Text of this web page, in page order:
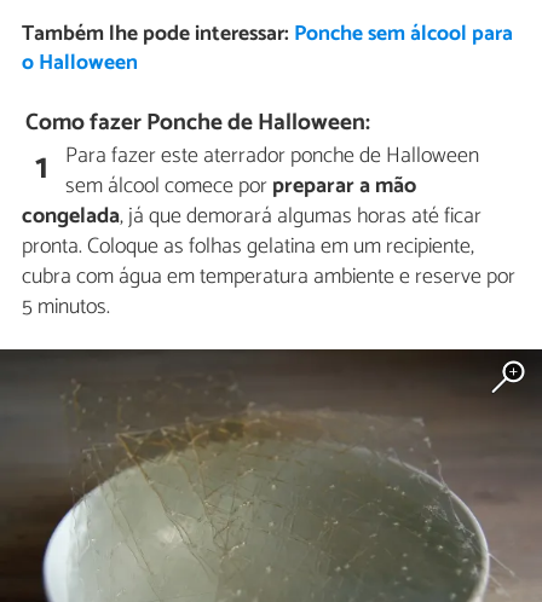
Também lhe pode interessar: Ponche sem álcool para
o Halloween
Como fazer Ponche de Halloween:
1 Para fazer este aterrador ponche de Halloween
sem álcool comece porpreparar a mão
congelada, já que demorará algumas horas até ficar
pronta. Coloque as folhas gelatina em um recipiente,
cubra com água em temperatura ambiente e reserve por
5 minutos.